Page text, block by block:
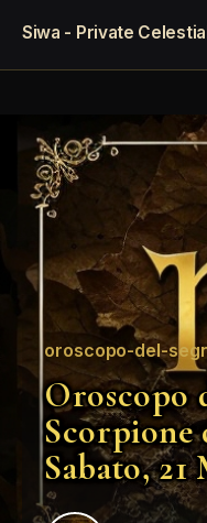
Siwa - Private
oroscopo-del-
Oroscopo
Sabato, 21